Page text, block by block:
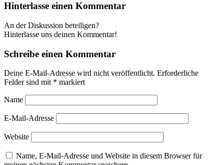
Hinterlasse einen Kommentar
An der Diskussion beteiligen?
Hinterlasse uns deinen Kommentar!
Schreibe einen Kommentar
Deine E-Mail-Adresse wird nicht veröffentlicht. Erforderliche
Felder sind mit * markiert
Name
E-Mail-Adresse
Website
Name, E-Mail-Adresse und Website in diesem Browser für